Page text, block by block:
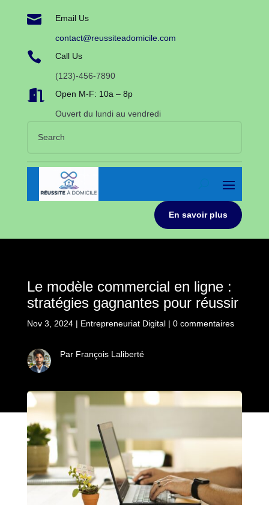
 Email Us
contact@reussiteadomicile.com
 Call Us
(123)-456-7890
 Open M-F: 10a – 8p
Ouvert du lundi au vendredi
En savoir plus
Le modèle commercial en ligne :
stratégies gagnantes pour réussir
Nov 3, 2024| Entrepreneuriat Digital| 0 commentaires
Par François Laliberté